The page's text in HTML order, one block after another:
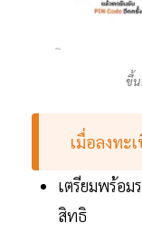
ขึ้
เมื่อลงทะ
เตรียมพร้อ
สิทธิ